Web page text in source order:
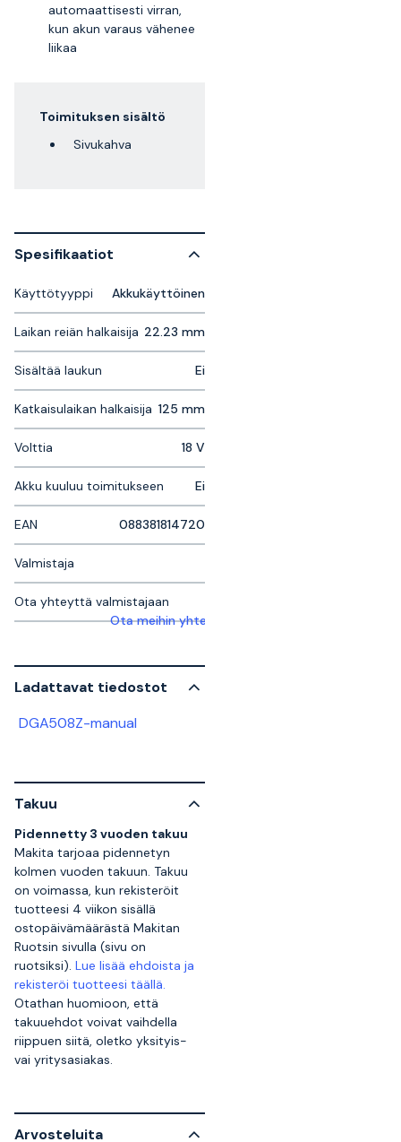
automaattisesti virran,
kun akun varaus vähenee
liikaa
Toimituksen sisältö
Sivukahva
Spesifikaatiot
Käyttötyyppi Akkukäyttöinen
Laikan reiän halkaisija 22.23 mm
Sisältää laukun Ei
Katkaisulaikan halkaisija 125 mm
Volttia 18 V
Akku kuuluu toimitukseen Ei
EAN 088381814720
Valmistaja
Ota yhteyttä valmistajaan
Ota meihin yhteyttä saadaksesi lisätietoja
Ladattavat tiedostot
DGA508Z-manual
Takuu
Pidennetty 3 vuoden takuu
Makita tarjoaa pidennetyn
kolmen vuoden takuun. Takuu
on voimassa, kun rekisteröit
tuotteesi 4 viikon sisällä
ostopäivämäärästä Makitan
Ruotsin sivulla (sivu on
ruotsiksi). Lue lisää ehdoista ja
rekisteröi tuotteesi täällä.
Otathan huomioon, että
takuuehdot voivat vaihdella
riippuen siitä, oletko yksityis-
vai yritysasiakas.
Arvosteluita